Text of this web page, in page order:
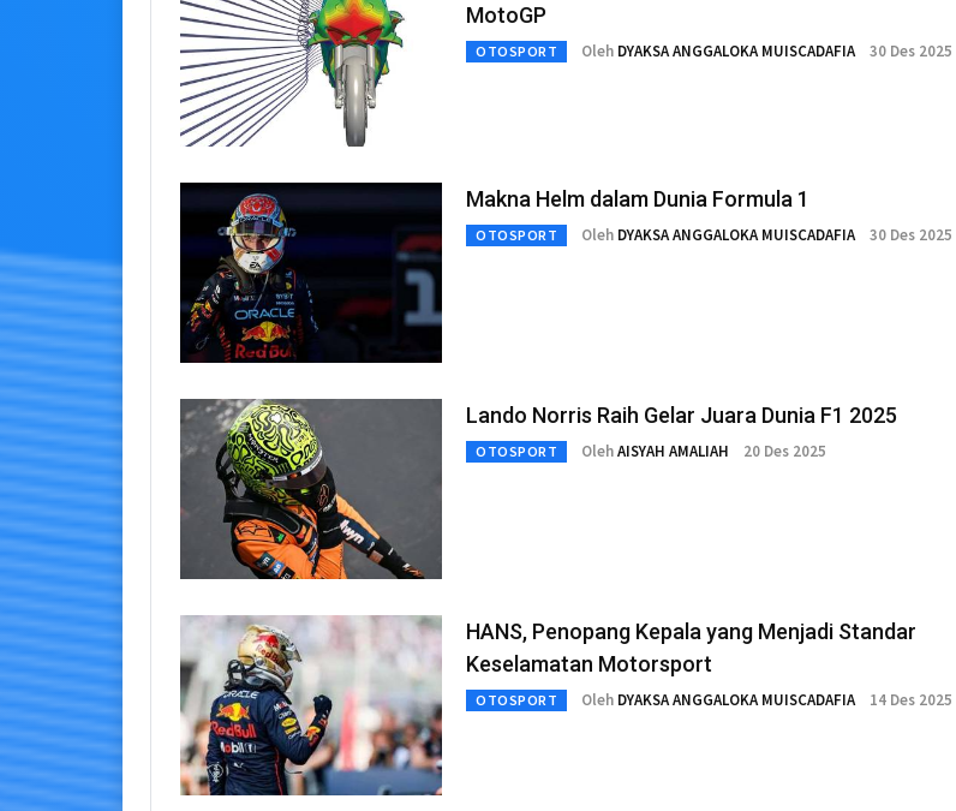
MotoGP
OTOSPORT Oleh DYAKSA ANGGALOKA MUISCADAFIA 30 Des 2025
Makna Helm dalam Dunia Formula 1
OTOSPORT Oleh DYAKSA ANGGALOKA MUISCADAFIA 30 Des 2025
Lando Norris Raih Gelar Juara Dunia F1 2025
OTOSPORT OlehAISYAH AMALIAH 20 Des 2025
HANS, Penopang Kepala yang Menjadi Standar
Keselamatan Motorsport
OTOSPORT Oleh DYAKSA ANGGALOKA MUISCADAFIA 14 Des 2025